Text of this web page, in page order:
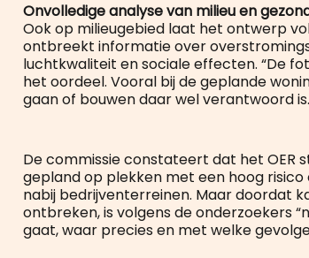
Onvolledige analyse van milieu en
Ook op milieugebied laat het ontwerp
ontbreekt informatie over
luchtkwaliteit en sociale effecten. “De
het oordeel. Vooral bij de geplande
gaan of bouwen daar wel verantwoord is.
De commissie constateert dat het OER
gepland op plekken met een hoog
nabij bedrijventerreinen. Maar doordat
ontbreken, is volgens de onderzoekers
gaat, waar precies en met welke